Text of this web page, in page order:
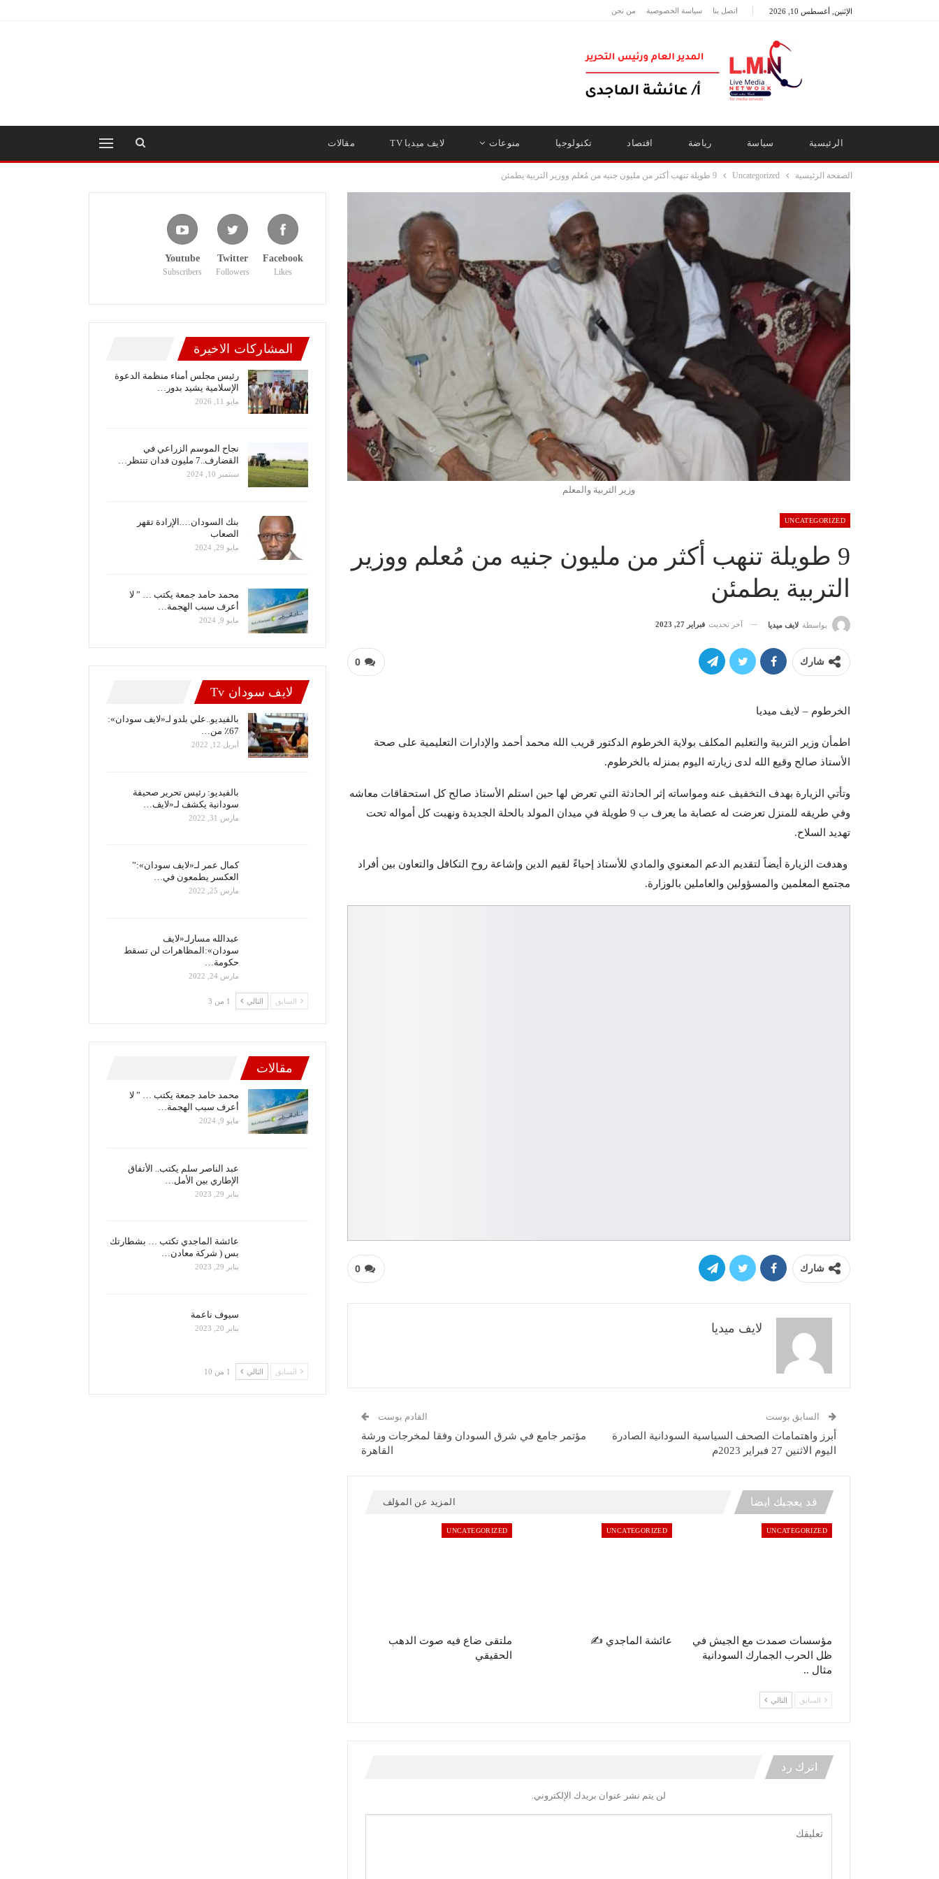
الإثنين, أغسطس 10, 2026 اتصل بنا سياسة الخصوصية من نحن
الرئيسية سياسة رياضة اقتصاد تكنولوجيا منوعات لايف ميديا TV مقالات
الصفحة الرئيسية Uncategorized 9 طويلة تنهب أكثر من مليون جنيه من مُعلم ووزير التربية يطمئن
وزير التربية والمعلم
UNCATEGORIZED
9 طويلة تنهب أكثر من مليون جنيه من مُعلم ووزير
التربية يطمئن
بواسطة لايف ميديا آخر تحديث فبراير 27, 2023
0 شارك
الخرطوم – لايف ميديا
اطمأن وزير التربية والتعليم المكلف بولاية الخرطوم الدكتور قريب الله محمد أحمد والإدارات التعليمية على صحة
الأستاذ صالح وقيع الله لدى زيارته اليوم بمنزله بالخرطوم.
وتأتي الزيارة بهدف التخفيف عنه ومواساته إثر الحادثة التي تعرض لها حين استلم الأستاذ صالح كل استحقاقات معاشه
وفي طريقه للمنزل تعرضت له عصابة ما يعرف ب 9 طويلة في ميدان المولد بالحلة الجديدة ونهبت كل أمواله تحت
تهديد السلاح.
وهدفت الزيارة أيضاً لتقديم الدعم المعنوي والمادي للأستاذ إحياءً لقيم الدين وإشاعة روح التكافل والتعاون بين أفراد
مجتمع المعلمين والمسؤولين والعاملين بالوزارة.
0 شارك
لايف ميديا
السابق بوست
أبرز واهتمامات الصحف السياسية السودانية الصادرة
اليوم الاثنين 27 فبراير 2023م
القادم بوست
مؤتمر جامع في شرق السودان وفقا لمخرجات ورشة
القاهرة
قد يعجبك ايضا المزيد عن المؤلف
UNCATEGORIZED
مؤسسات صمدت مع الجيش في
ظل الحرب الجمارك السودانية
مثال ..
UNCATEGORIZED
عائشة الماجدي ✍️
UNCATEGORIZED
ملتقى ضاع فيه صوت الدهب
الحقيقي
السابق التالي
اترك رد
لن يتم نشر عنوان بريدك الإلكتروني.
Facebook
Likes
Twitter
Followers
Youtube
Subscribers
المشاركات الاخيرة
رئيس مجلس أمناء منظمة الدعوة
الإسلامية يشيد بدور…
مايو 11, 2026
نجاح الموسم الزراعي في
القضارف..7 مليون فدان تنتظر…
سبتمبر 10, 2024
بنك السودان….الإرادة تقهر
الصعاب
مايو 29, 2024
محمد حامد جمعة يكتب … ” لا
أعرف سبب الهجمة…
مايو 9, 2024
لايف سودان Tv
بالفيديو..علي بلدو لـ«لايف سودان»:
67٪ من…
أبريل 12, 2022
بالفيديو: رئيس تحرير صحيفة
سودانية يكشف لـ«لايف…
مارس 31, 2022
كمال عمر لـ«لايف سودان»:”
العكسر يطمعون في…
مارس 25, 2022
عبدالله مسارلـ«لايف
سودان»:المظاهرات لن تسقط
حكومة…
مارس 24, 2022
السابق التالي 1 من 3
مقالات
محمد حامد جمعة يكتب … ” لا
أعرف سبب الهجمة…
مايو 9, 2024
عبد الناصر سلم يكتب.. الأتفاق
الإطاري بين الأمل…
يناير 29, 2023
عائشة الماجدي تكتب … بشطارتك
بس ( شركة معادن…
يناير 29, 2023
سيوف ناعمة
يناير 20, 2023
السابق التالي 1 من 10